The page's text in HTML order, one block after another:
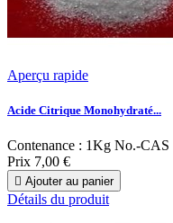
Aperçu rapide
Acide Citrique Monohydraté...
Contenance : 1Kg No.-
Prix 7,00 €
 Ajouter au panier
Détails du produit